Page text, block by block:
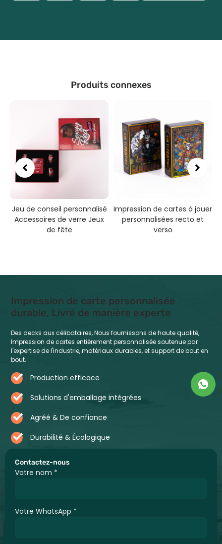
Produits connexes
Jeu de conseil personnalisé
Accessoires de verre Jeux
de fête
Impression de cartes à jouer
personnalisées recto et
verso
Contactez-nous
Votre nom *
Votre WhatsApp *
Impression de carte personnalisée
durable, Livré de manière experte
Des decks aux célibataires, Nous fournissons de haute qualité,
Impression de cartes entièrement personnalisée soutenue par
l'expertise de l'industrie, matériaux durables, et support de bout en
bout.
Production efficace
Solutions d'emballage intégrées
Agréé & De confiance
Durabilité & Écologique